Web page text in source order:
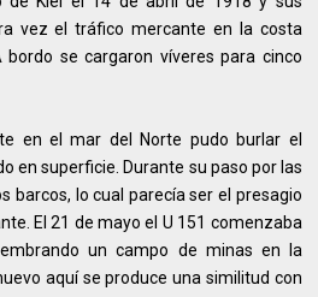
vez el tráfico mercante en la costa
bordo se cargaron víveres para cinco
en el mar del Norte pudo burlar el
en superficie. Durante su paso por las
barcos, lo cual parecía ser el presagio
El 21 de mayo el U 151 comenzaba
un campo de minas en la
aquí se produce una similitud con